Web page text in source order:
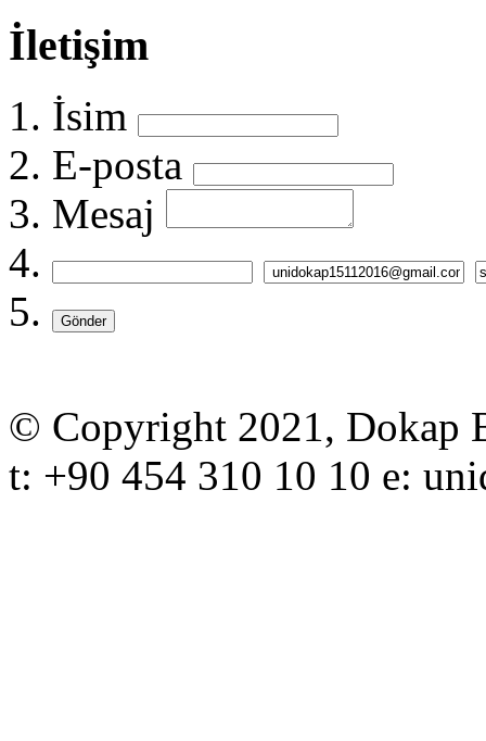
İletişim
İsim
E-posta
Mesaj
Gönder
© Copyright 2021, Dokap
t: +90 454 310 10 10 e: